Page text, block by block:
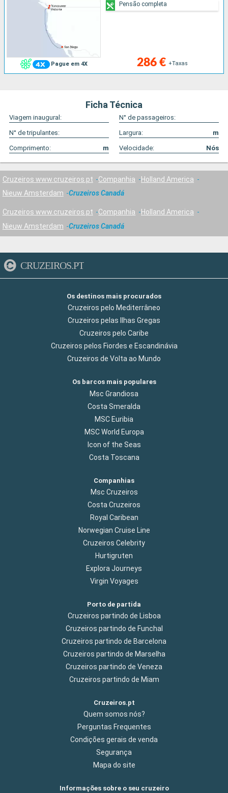
Pague em 4X 286 € +Taxas
Pensão completa
Ficha Técnica
Viagem inaugural:
N° de passageiros:
N° de tripulantes:
Largura:
m
Comprimento:
m Velocidade: Nós
Cruzeiros www.cruzeiros.pt Companhia
Holland America
Nieuw Amsterdam
Cruzeiros Canadá
Cruzeiros www.cruzeiros.pt Companhia
Holland America
Nieuw Amsterdam
Cruzeiros Canadá
CRUZEIROS.PT
Os destinos mais procurados
Cruzeiros pelo Mediterrâneo
Cruzeiros pelas Ilhas Gregas
Cruzeiros pelo Caribe
Cruzeiros pelos Fiordes e Escandinávia
Cruzeiros de Volta ao Mundo
Os barcos mais populares
Msc Grandiosa
Costa Smeralda
MSC Euribia
MSC World Europa
Icon of the Seas
Costa Toscana
Companhias
Msc Cruzeiros
Costa Cruzeiros
Royal Caribean
Norwegian Cruise Line
Cruzeiros Celebrity
Hurtigruten
Explora Journeys
Virgin Voyages
Porto de partida
Cruzeiros partindo de Lisboa
Cruzeiros partindo de Funchal
Cruzeiros partindo de Barcelona
Cruzeiros partindo de Marselha
Cruzeiros partindo de Veneza
Cruzeiros partindo de Miam
Cruzeiros.pt
Quem somos nós?
Perguntas Frequentes
Condições gerais de venda
Segurança
Mapa do site
Informações sobre o seu cruzeiro